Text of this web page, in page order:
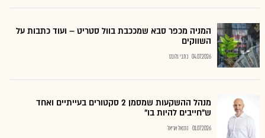
המניה מכפר סבא שמככבת בוול סטריט – ועוד כתבות על
השווקים
04.07.2026 כתבי גלובס
מנהל ההשקעות שמסמן 2 סקטורים בעייתיים ואחד
ש"חייבים להיות בו"
01.07.2026 נתנאל אריאל